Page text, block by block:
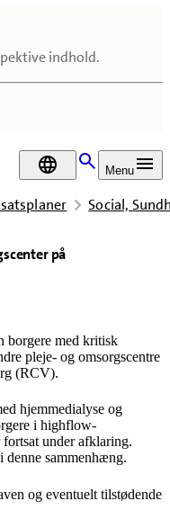
indhold.
DA
Menu
Social,
på
borgere med kritisk
pleje- og omsorgscentre
(RCV).
hjemmedialyse og
i highflow-
fortsat under afklaring.
sammenhæng.
og eventuelt tilstødende